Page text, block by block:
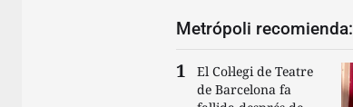
Metrópoli recomienda:
El Col·legi de Teatre
de Barcelona fa